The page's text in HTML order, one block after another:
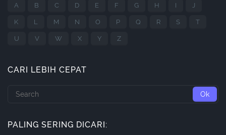
A B C D E F G H I J
K L M N O P Q R S T
U V W X Y Z
CARI LEBIH CEPAT
PALING SERING DICARI: